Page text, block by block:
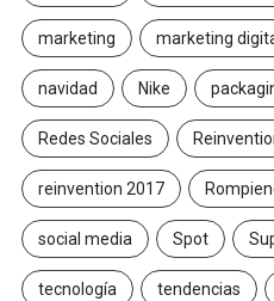
marketing marketing
navidad Nike
Redes Sociales
reinvention 2017
social media Spot
tecnología tendencias